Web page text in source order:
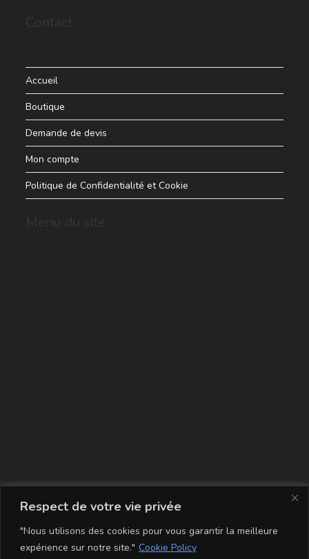
Respect de votre vie privée
"Nous utilisons des cookies pour vous garantir la meilleure
expérience sur notre site." Cookie Policy
Accueil
Boutique
Demande de devis
Mon compte
Politique de Confidentialité et Cookie
La carte